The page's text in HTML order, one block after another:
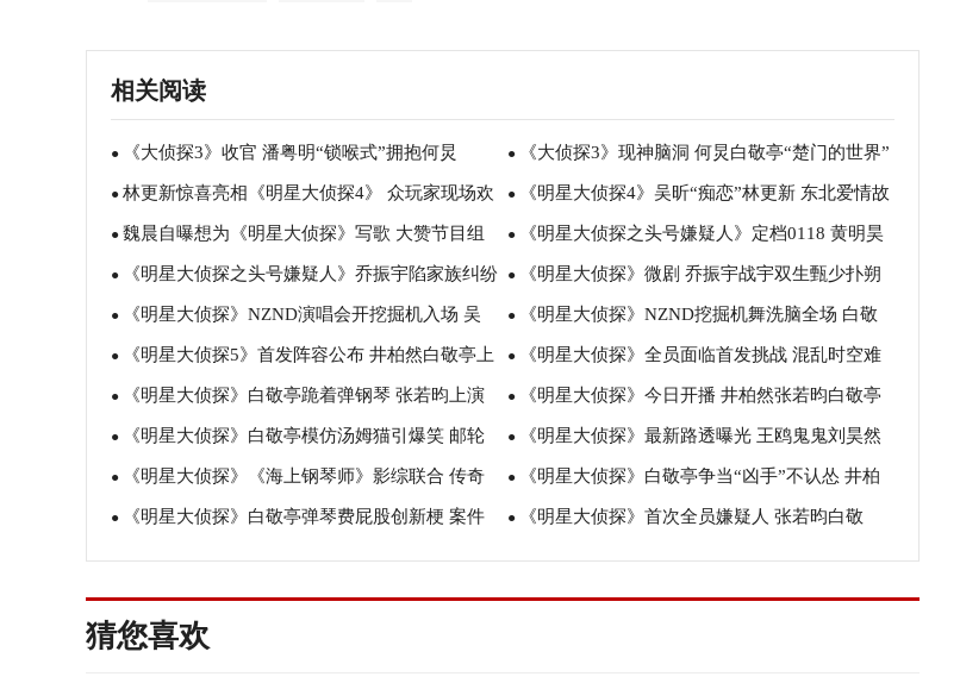
相关阅读
● 《大侦探3》收官 潘粤明“锁喉式”拥抱何炅 ● 《大侦探3》现神脑洞 何炅白敬亭“楚门的世界”
● 林更新惊喜亮相《明星大侦探4》 众玩家现场欢
乐吃火锅
● 《明星大侦探4》吴昕“痴恋”林更新 东北爱情故
事火热上演
● 魏晨自曝想为《明星大侦探》写歌 大赞节目组
很走心
● 《明星大侦探之头号嫌疑人》定档0118 黄明昊
影视首秀悬疑上演
● 《明星大侦探之头号嫌疑人》乔振宇陷家族纠纷
尘封的秘密待揭晓
● 《明星大侦探》微剧 乔振宇战宇双生甄少扑朔
迷离
● 《明星大侦探》NZND演唱会开挖掘机入场 吴
昕杨蓉宋妍霏组团出道
● 《明星大侦探》NZND挖掘机舞洗脑全场 白敬
亭范丞丞RAP互呛
● 《明星大侦探5》首发阵容公布 井柏然白敬亭上
演《海上钢琴师》
● 《明星大侦探》全员面临首发挑战 混乱时空难
倒何炅白敬亭
● 《明星大侦探》白敬亭跪着弹钢琴 张若昀上演
制服诱惑秒变二哈
● 《明星大侦探》今日开播 井柏然张若昀白敬亭
上演钢琴battle
● 《明星大侦探》白敬亭模仿汤姆猫引爆笑 邮轮
真相难辨获高期待
● 《明星大侦探》最新路透曝光 王鸥鬼鬼刘昊然
魏大勋合体
● 《明星大侦探》《海上钢琴师》影综联合 传奇
对决即将上演
● 《明星大侦探》白敬亭争当“凶手”不认怂 井柏
然张若昀兄弟认亲
● 《明星大侦探》白敬亭弹琴费屁股创新梗 案件
高能迭起引热议
● 《明星大侦探》首次全员嫌疑人 张若昀白敬
亭“暴力”钻门
猜您喜欢